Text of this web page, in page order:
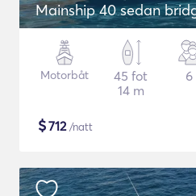
Mainship 40 sedan
Motorbåt
45 fot
14 m
6
$712/natt